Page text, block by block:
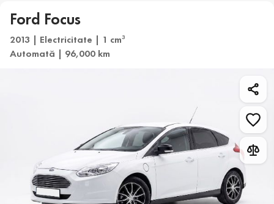
Ford Focus
2013 | Electricitate | 1 cm3
Automată | 96,000 km